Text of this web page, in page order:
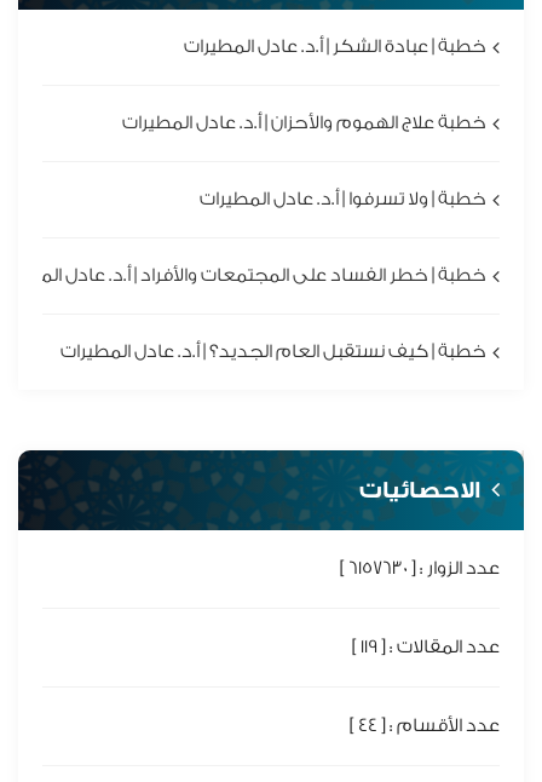
خطبة | عبادة الشكر | أ.د. عادل المطيرات
خطبة علاج الهموم والأحزان | أ.د. عادل المطيرات
خطبة | ولا تسرفوا | أ.د. عادل المطيرات
خطبة | خطر الفساد على المجتمعات والأفراد | أ.د. عادل
خطبة | كيف نستقبل العام الجديد؟ | أ.د. عادل المطيرات
الاحصائيات
عدد الزوار : [ 6157630 ]
عدد المقالات : [ 119 ]
عدد الأقسام : [ 44 ]